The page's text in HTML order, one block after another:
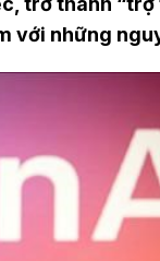
với những